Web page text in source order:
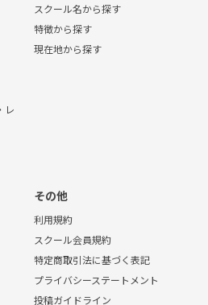
レ
スクール名から探す
特徴から探す
現在地から探す
その他
利用規約
スクール会員規約
特定商取引法に基づく表記
プライバシーステートメント
投稿ガイドライン